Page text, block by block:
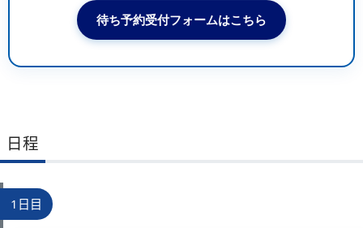
待ち予約受付フォームはこちら
日程
1日目